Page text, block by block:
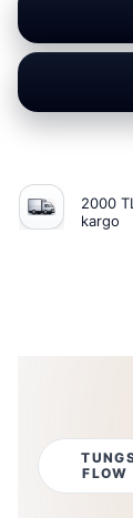
2000
kargo